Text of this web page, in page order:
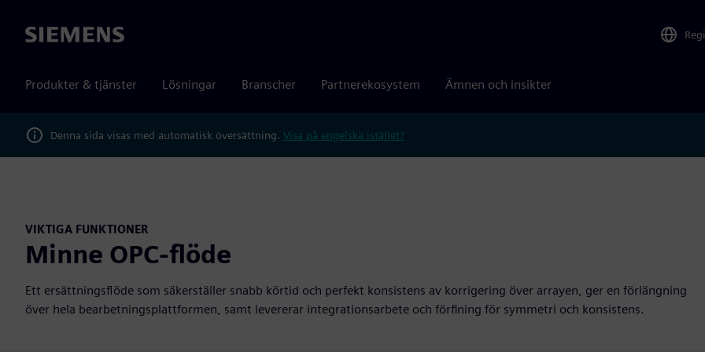
Siemens
Produkter & tjänster Lösningar Branscher Partnerekosystem Ämnen och insikter
Denna sida visas med automatisk översättning. Visa på engelska istället?
VIKTIGA FUNKTIONER
Minne OPC-flöde
Ett ersättningsflöde som säkerställer snabb körtid och perfekt konsistens av korrigering över arrayen, ger en förlängning
över hela bearbetningsplattformen, samt levererar integrationsarbete och förfining för symmetri och konsistens.